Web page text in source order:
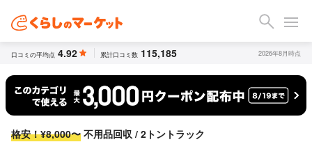
口コミの平均点 4.92 累計口コミ数 115,185 2026年8月時点
格安！¥8,000〜 不用品回収 / 2トントラック